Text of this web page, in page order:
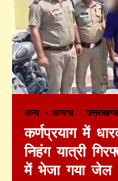
अन्य अपराध
कर्णप्रयाग में
निहंग यात्री
में भेजा गया जेल